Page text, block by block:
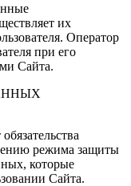
их
Оператор
при его
Сайта.
режима защиты
которые
Сайта.